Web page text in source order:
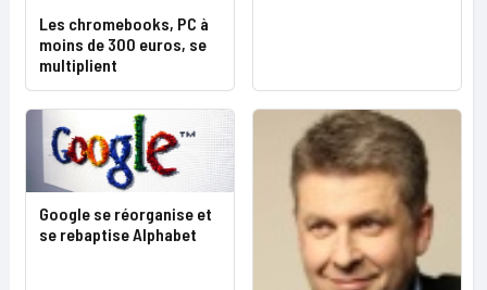
Les chromebooks, PC à
moins de 300 euros, se
multiplient
Google se réorganise et
se rebaptise Alphabet